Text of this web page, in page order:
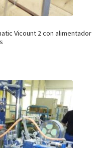
Vicount 2 con alimentador